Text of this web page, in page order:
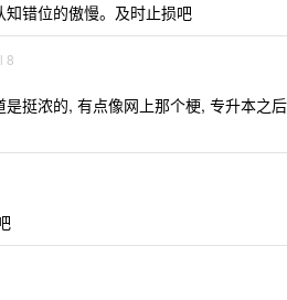
知错位的傲慢。及时止损吧
8
是挺浓的, 有点像网上那个梗, 专升本之